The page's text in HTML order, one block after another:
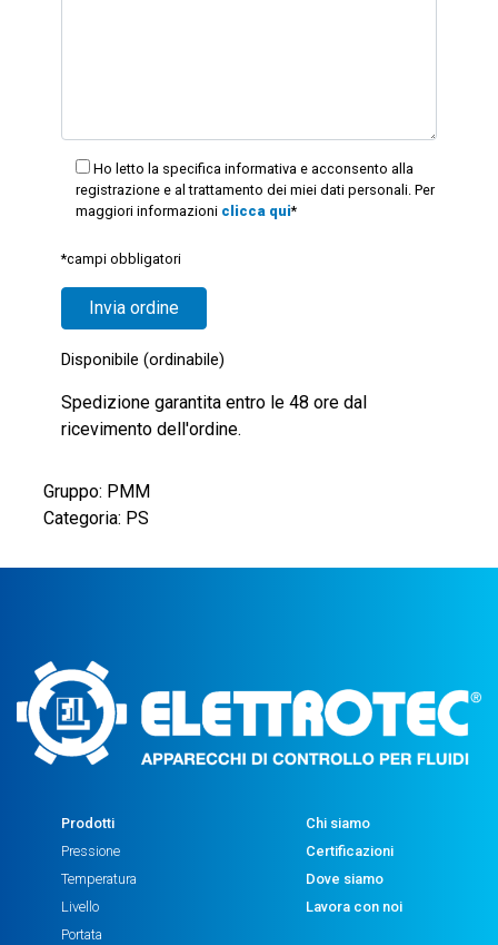
Ho letto la specifica informativa e acconsento alla
registrazione e al trattamento dei miei dati personali. Per
maggiori informazioni clicca qui*
*campi obbligatori
Disponibile (ordinabile)
Spedizione garantita entro le 48 ore dal
ricevimento dell'ordine.
Gruppo: PMM
Categoria: PS
Prodotti
Pressione
Temperatura
Livello
Portata
Chi siamo
Certificazioni
Dove siamo
Lavora con noi